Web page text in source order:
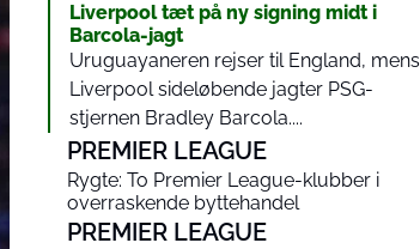
Liverpool tæt på ny signing midt i
Barcola-jagt
Uruguayaneren rejser til England, mens
Liverpool sideløbende jagter PSG-
stjernen Bradley Barcola....
PREMIER LEAGUE
Rygte: To Premier League-klubber i
overraskende byttehandel
PREMIER LEAGUE